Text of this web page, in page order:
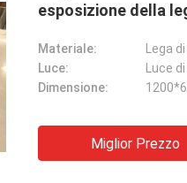
esposizione della
Materiale:
Lega
Luce:
Luce
Dimensione:
Miglior Prezzo